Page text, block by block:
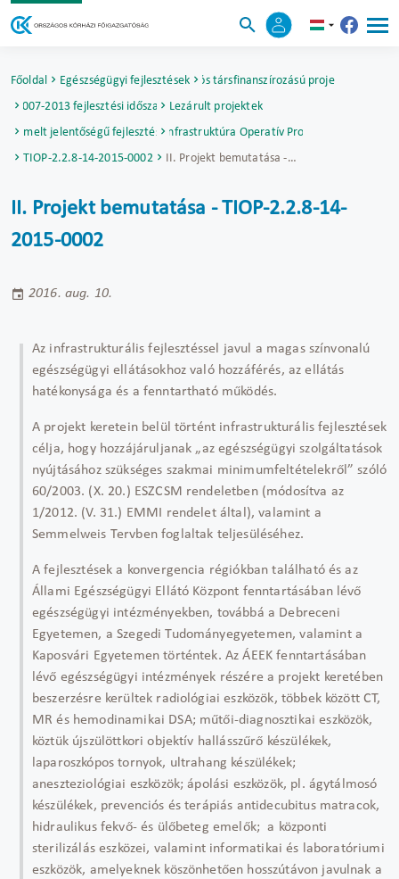
Főoldal Egészségügyi fejlesztésekUniós társfinanszírozású projektek
2007-2013 fejlesztési időszak Lezárult projektek
Kiemelt jelentőségű fejlesztésekTársadalmi Infrastruktúra Operatív Program (TIOP)
TIOP-2.2.8-14-2015-0002
II. Projekt bemutatása - TIOP-2.2.8-14-2015-0002
II. Projekt bemutatása - TIOP-2.2.8-14-
2015-0002
2016. aug. 10.
Az infrastrukturális fejlesztéssel javul a magas színvonalú
egészségügyi ellátásokhoz való hozzáférés, az ellátás
hatékonysága és a fenntartható működés.
A projekt keretein belül történt infrastrukturális fejlesztések
célja, hogy hozzájáruljanak „az egészségügyi szolgáltatások
nyújtásához szükséges szakmai minimumfeltételekről” szóló
60/2003. (X. 20.) ESZCSM rendeletben (módosítva az
1/2012. (V. 31.) EMMI rendelet által), valamint a
Semmelweis Tervben foglaltak teljesüléséhez.
A fejlesztések a konvergencia régiókban található és az
Állami Egészségügyi Ellátó Központ fenntartásában lévő
egészségügyi intézményekben, továbbá a Debreceni
Egyetemen, a Szegedi Tudományegyetemen, valamint a
Kaposvári Egyetemen történtek. Az ÁEEK fenntartásában
lévő egészségügyi intézmények részére a projekt keretében
beszerzésre kerültek radiológiai eszközök, többek között CT,
MR és hemodinamikai DSA; műtői-diagnosztikai eszközök,
köztük újszülöttkori objektív hallásszűrő készülékek,
laparoszkópos tornyok, ultrahang készülékek;
aneszteziológiai eszközök; ápolási eszközök, pl. ágytálmosó
készülékek, prevenciós és terápiás antidecubitus matracok,
hidraulikus fekvő- és ülőbeteg emelők; a központi
sterilizálás eszközei, valamint informatikai és laboratóriumi
eszközök, amelyeknek köszönhetően hosszútávon javulnak a